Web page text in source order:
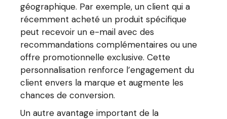
géographique. Par exemple, un client qui a
récemment acheté un produit spécifique
peut recevoir un e-mail avec des
recommandations complémentaires ou une
offre promotionnelle exclusive. Cette
personnalisation renforce l’engagement du
client envers la marque et augmente les
chances de conversion.
Un autre avantage important de la